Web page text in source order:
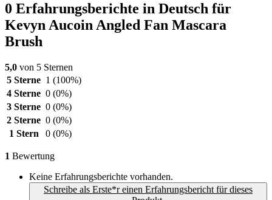
0 Erfahrungsberichte in Deutsch für
Kevyn Aucoin Angled Fan Mascara
Brush
5,0 von 5 Sternen
5 Sterne 1 (100%)
4 Sterne 0 (0%)
3 Sterne 0 (0%)
2 Sterne 0 (0%)
1 Stern
0 (0%)
1 Bewertung
Keine Erfahrungsberichte vorhanden.
Schreibe als Erste*r einen Erfahrungsbericht für dieses